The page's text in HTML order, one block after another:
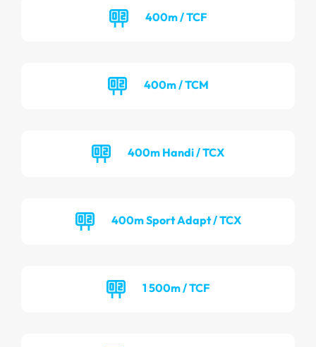
400m / TCF
400m / TCM
400m Handi / TCX
400m Sport Adapt / TCX
1 500m / TCF